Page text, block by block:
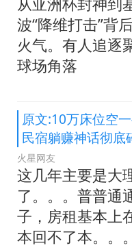
波“降维打击”背
火气。有人追逐
球场角落
原文:10万床位空
民宿躺赚神话彻底
火星网友
这几年主要是大
了。。。普普通
子，房租基本上
本回不了本。。。